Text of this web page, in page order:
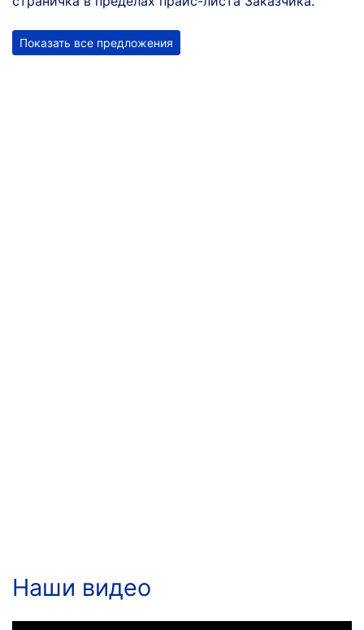
Показать все предложения
Наши видео